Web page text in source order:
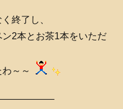
終了し、
2本とお茶1本をいただ
～～